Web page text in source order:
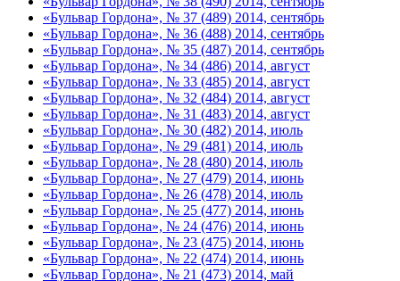
«Бульвар Гордона», № 37 (489) 2014, сентябрь
«Бульвар Гордона», № 36 (488) 2014, сентябрь
«Бульвар Гордона», № 35 (487) 2014, сентябрь
«Бульвар Гордона», № 34 (486) 2014, август
«Бульвар Гордона», № 33 (485) 2014, август
«Бульвар Гордона», № 32 (484) 2014, август
«Бульвар Гордона», № 31 (483) 2014, август
«Бульвар Гордона», № 30 (482) 2014, июль
«Бульвар Гордона», № 29 (481) 2014, июль
«Бульвар Гордона», № 28 (480) 2014, июль
«Бульвар Гордона», № 27 (479) 2014, июнь
«Бульвар Гордона», № 26 (478) 2014, июль
«Бульвар Гордона», № 25 (477) 2014, июнь
«Бульвар Гордона», № 24 (476) 2014, июнь
«Бульвар Гордона», № 23 (475) 2014, июнь
«Бульвар Гордона», № 22 (474) 2014, июнь
«Бульвар Гордона», № 21 (473) 2014, май